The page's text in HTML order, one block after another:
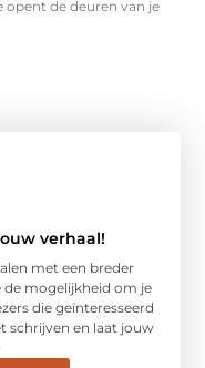
opent de deuren van je
verhaal!
met een breder
de mogelijkheid om je
die geïnteresseerd
schrijven en laat jouw